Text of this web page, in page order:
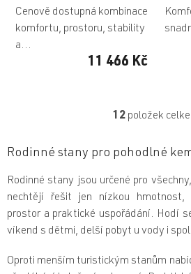
11 466 Kč
Cenově dostupná kombinace
komfortu, prostoru, stability
a...
O
l
d
a
c
p
r
v
k
12 položek
Rodinné stany pro pohodlné
Rodinné stany jsou určené pro
nechtějí řešit jen nízkou hmotnost,
prostor a praktické uspořádání. Hodí
víkend s dětmi, delší pobyt u vody i
Oproti menším turistickým stanům